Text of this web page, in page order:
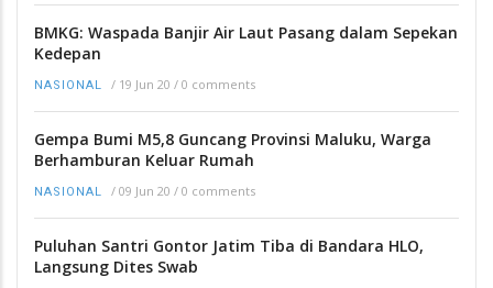
BMKG: Waspada Banjir Air Laut Pasang dalam Sepekan
Kedepan
NASIONAL / 19 Jun 20 / 0 comments
Gempa Bumi M5,8 Guncang Provinsi Maluku, Warga
Berhamburan Keluar Rumah
NASIONAL / 09 Jun 20 / 0 comments
Puluhan Santri Gontor Jatim Tiba di Bandara HLO,
Langsung Dites Swab